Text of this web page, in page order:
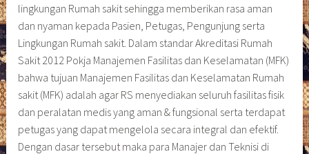
lingkungan Rumah sakit sehingga memberikan rasa aman
dan nyaman kepada Pasien, Petugas, Pengunjung serta
Lingkungan Rumah sakit. Dalam standar Akreditasi Rumah
Sakit 2012 Pokja Manajemen Fasilitas dan Keselamatan (MFK)
bahwa tujuan Manajemen Fasilitas dan Keselamatan Rumah
sakit (MFK) adalah agar RS menyediakan seluruh fasilitas fisik
dan peralatan medis yang aman & fungsional serta terdapat
petugas yang dapat mengelola secara integral dan efektif.
Dengan dasar tersebut maka para Manajer dan Teknisi di